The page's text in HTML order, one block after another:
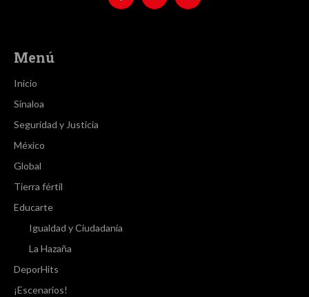
Menú
Inicio
Sinaloa
Seguridad y Justicia
México
Global
Tierra fértil
Educarte
Igualdad y Ciudadanía
La Hazaña
DeporHits
¡Escenarios!